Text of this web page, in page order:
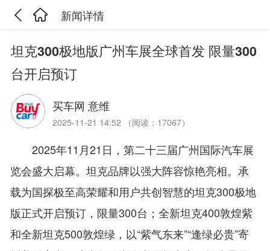
新闻详情
坦克300极地版广州车展全球首发 限量300
台开启预订
买车网 意维
2025-11-21 14:52 （阅读：17067）
2025年11月21日，第二十三届广州国际汽车展
览会盛大启幕。坦克品牌以强大阵容惊艳亮相。承
载为国探极至高荣耀和用户共创智慧的坦克300极地
版正式开启预订，限量300台；全新坦克400敦煌紫
和全新坦克500敦煌绿，以“紫气东来”“逢绿必贵”寄